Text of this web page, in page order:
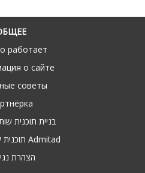
работает
о сайте
советы
בניית תוכנית
תוכנית שותפים דרך Admitad
הצהרת